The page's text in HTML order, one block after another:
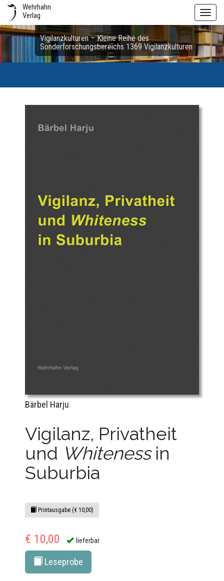
Wehrhahn
Verlag
Vigilanzkulturen – Kleine Reihe des
Sonderforschungsbereichs 1369 Vigilanzkulturen
Bärbel Harju
Vigilanz, Privatheit
und Whitenessin
Suburbia
Printausgabe (€ 10,00)
€ 10,00 lieferbar
Leseprobe